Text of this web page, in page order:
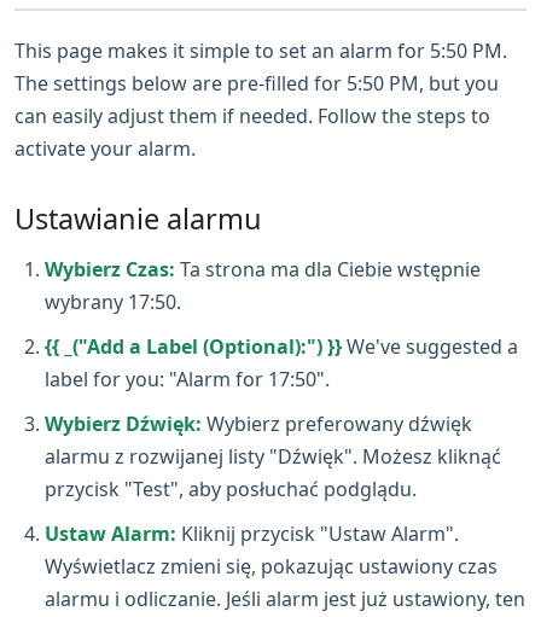
This page makes it simple to set an alarm for 5:50 PM.
The settings below are pre-filled for 5:50 PM, but you
can easily adjust them if needed. Follow the steps to
activate your alarm.
Ustawianie alarmu
Wybierz Czas: Ta strona ma dla Ciebie wstępnie
wybrany 17:50.
{{ _("Add a Label (Optional):") }}We've suggested a
label for you: "Alarm for 17:50".
Wybierz Dźwięk: Wybierz preferowany dźwięk
alarmu z rozwijanej listy "Dźwięk". Możesz kliknąć
przycisk "Test", aby posłuchać podglądu.
Ustaw Alarm: Kliknij przycisk "Ustaw Alarm".
Wyświetlacz zmieni się, pokazując ustawiony czas
alarmu i odliczanie. Jeśli alarm jest już ustawiony, ten